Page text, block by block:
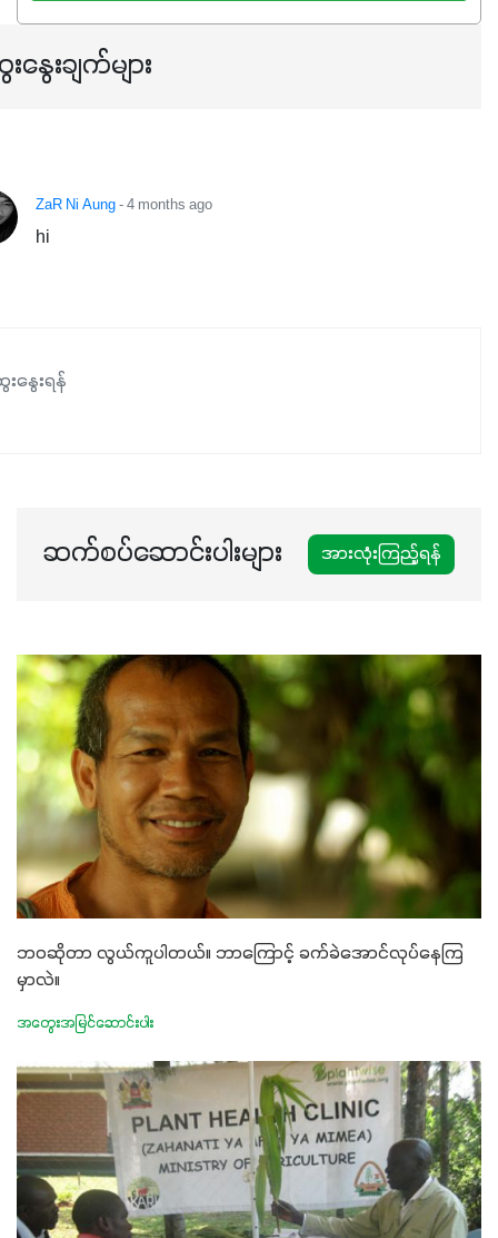
အရသာ ပိုမိုကောင်းမွန်စေဖို့အတွက် လိုအပ်တဲ့အာဟာရဓာတ်
ဖြစ်ပါတယ်။ ဟူးမစ်အက်စစ်ပါဝင်ပေါင်းစပ်ထားတဲ့အတွက်
နှံစားသီးနှံများ၊ပဲအမျိုးမျိုး၊ဟင်းသီးဟင်းရွက်နဲ့ ဥယျာဉ်ခြံသီးနှံ
အားလုံးမှာ အသုံးပြုနိုင်တယ်ဆိုတော့ တစ်မျိုးတည်းနဲ့ အားလုံး
နွေးချက်များ
ZaR Ni Aung- 4 months ago
hi
နွေးရန်
ဆက်စပ်ဆောင်းပါးများ အားလုံးကြည့်ရန်
ဘဝဆိုတာ လွယ်ကူပါတယ်။ ဘာကြောင့် ခက်ခဲအောင်လုပ်နေကြ
မှာလဲ။
အတွေးအမြင်ဆောင်းပါး